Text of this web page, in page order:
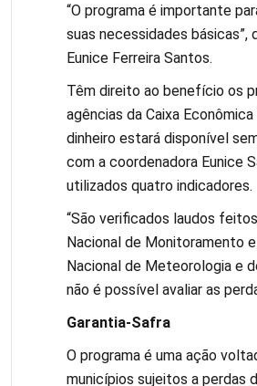
“O programa é importante
suas necessidades básicas”,
Eunice Ferreira Santos.
Têm direito ao benefício os
agências da Caixa
dinheiro estará disponível
com a coordenadora Eunice
utilizados quatro indicadores.
“São verificados laudos
Nacional de Monitoramento
Nacional de Meteorologia e
não é possível avaliar as
Garantia-Safra
O programa é uma ação
municípios sujeitos a perdas